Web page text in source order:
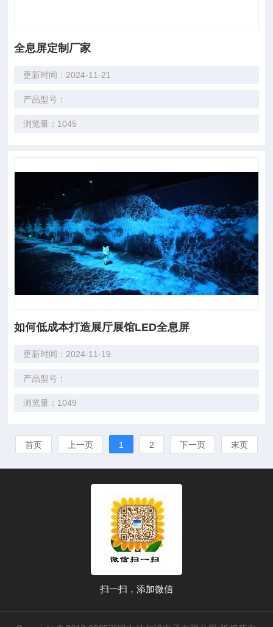
全息屏定制厂家
更新时间：2024-11-21
产品型号：
浏览量：1045
如何低成本打造展厅展馆LED全息屏
更新时间：2024-11-19
产品型号：
浏览量：1049
首页 上一页 1 2 下一页 末页
扫一扫，添加微信